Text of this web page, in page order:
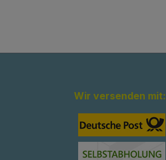
Wir versenden mit: